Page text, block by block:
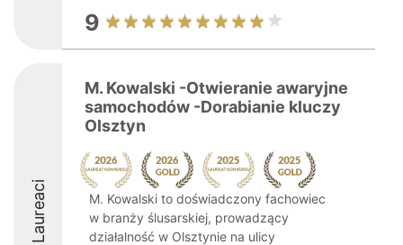
9
Laureaci
M. Kowalski -Otwieranie awaryjne
samochodów -Dorabianie kluczy
Olsztyn
M. Kowalski to doświadczony fachowiec
w branży ślusarskiej, prowadzący
działalność w Olsztynie na ulicy